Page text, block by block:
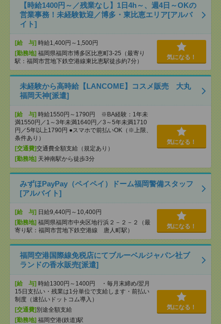
【時給1400円～／残業なし】1日4h～、週4日～OKの
営業事務！未経験歓迎／博多・東比恵エリア[アルバ
イト]
[給 与] 時給1,400円～1,500円
[勤務地] 福岡県福岡市博多区比恵町3-25（最寄り
駅：福岡市営地下鉄空港線東比恵駅徒歩約7分）
気になる！
未経験から高時給【LANCOME】コスメ販売 大丸
福岡天神[派遣]
[給 与] 時給1550円～1790円 ※BA経験：1年未
満1550円／1～3年未満1640円／3～5年未満1710
円／5年以上1790円 ●スマホで前払いOK（※上限、
条件あり）
[交通費]交通費全額支給（規定あり）
[勤務地] 天神南駅から徒歩3分
気になる！
みずほPayPay（ペイペイ）ドーム福岡警備スタッフ
[アルバイト]
[給 与] 日給9,440円～10,400円
[勤務地] 福岡県福岡市中央区地行浜２－２－２（最
寄り駅：福岡市営地下鉄空港線 唐人町駅）
気になる！
福岡空港国際線免税店にてブルーベルジャパン社ブ
ランドの香水販売[派遣]
[給 与] 時給1300円～1400円 ・毎月末締め/翌月
15日支払い・残業は1分単位で支給します・前払い
制度（速払いドットコム導入）
[交通費] 別途全額支給
[勤務地] 福岡空港(鉄道)駅
気になる！